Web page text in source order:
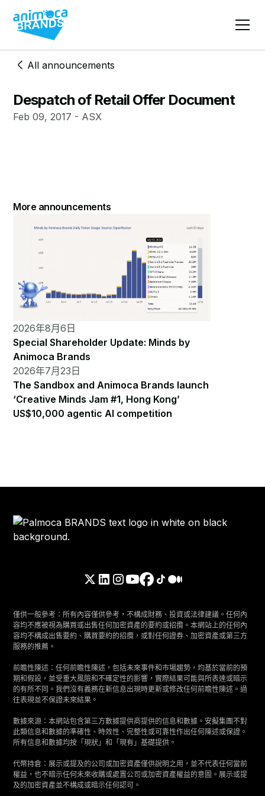
All announcements
Despatch of Retail Offer Document
Feb 09, 2017 - ASX
More announcements
2026年8月6日
Special Shareholder Update: Minds by
Animoca Brands
2026年7月23日
The Sandbox and Animoca Brands launch
‘Creative Minds Jam #1, Hong Kong’
US$10,000 agentic AI competition
僅供一般參考：所有內容僅供參考，不構成財務、投資或法律建議。任何內
容均不應被視為購買或出售任何加密資產的要約或招攬。本網站上的任何內
容均不構成出售要約、購買要約的招攬，或對任何證券、加密資產或第三方
服務的推薦。
前瞻性陳述：任何前瞻性陳述，包括未來事件和市場趨勢，均基於當前的預
期和假設，並受重大風險和不確定性的影響，實際結果可能與所表達或暗示
的有所不同。我們沒有義務在新信息出現時更新或修改任何前瞻性陳述。過
往表現並不保證未來結果。
數據來源：本網站包含第三方數據提供商提供的信息和數據。安擬集團不對
此類信息和數據的準確性、時效性、完整性或可靠性作出任何陳述或保證。
所有信息和數據均按「現狀」和「現有」基礎提供。
代幣持倉：展示或提及的公司或加密資產僅供說明之用，並不代表任何當前
權益，也不暗示任何未來收購或處置公司或加密資產權益的意圖。展示或提
及的加密資產並不構成或暗示任何認可。